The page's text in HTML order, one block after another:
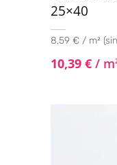
25×40
8,59 € / m²
10,39 € / m